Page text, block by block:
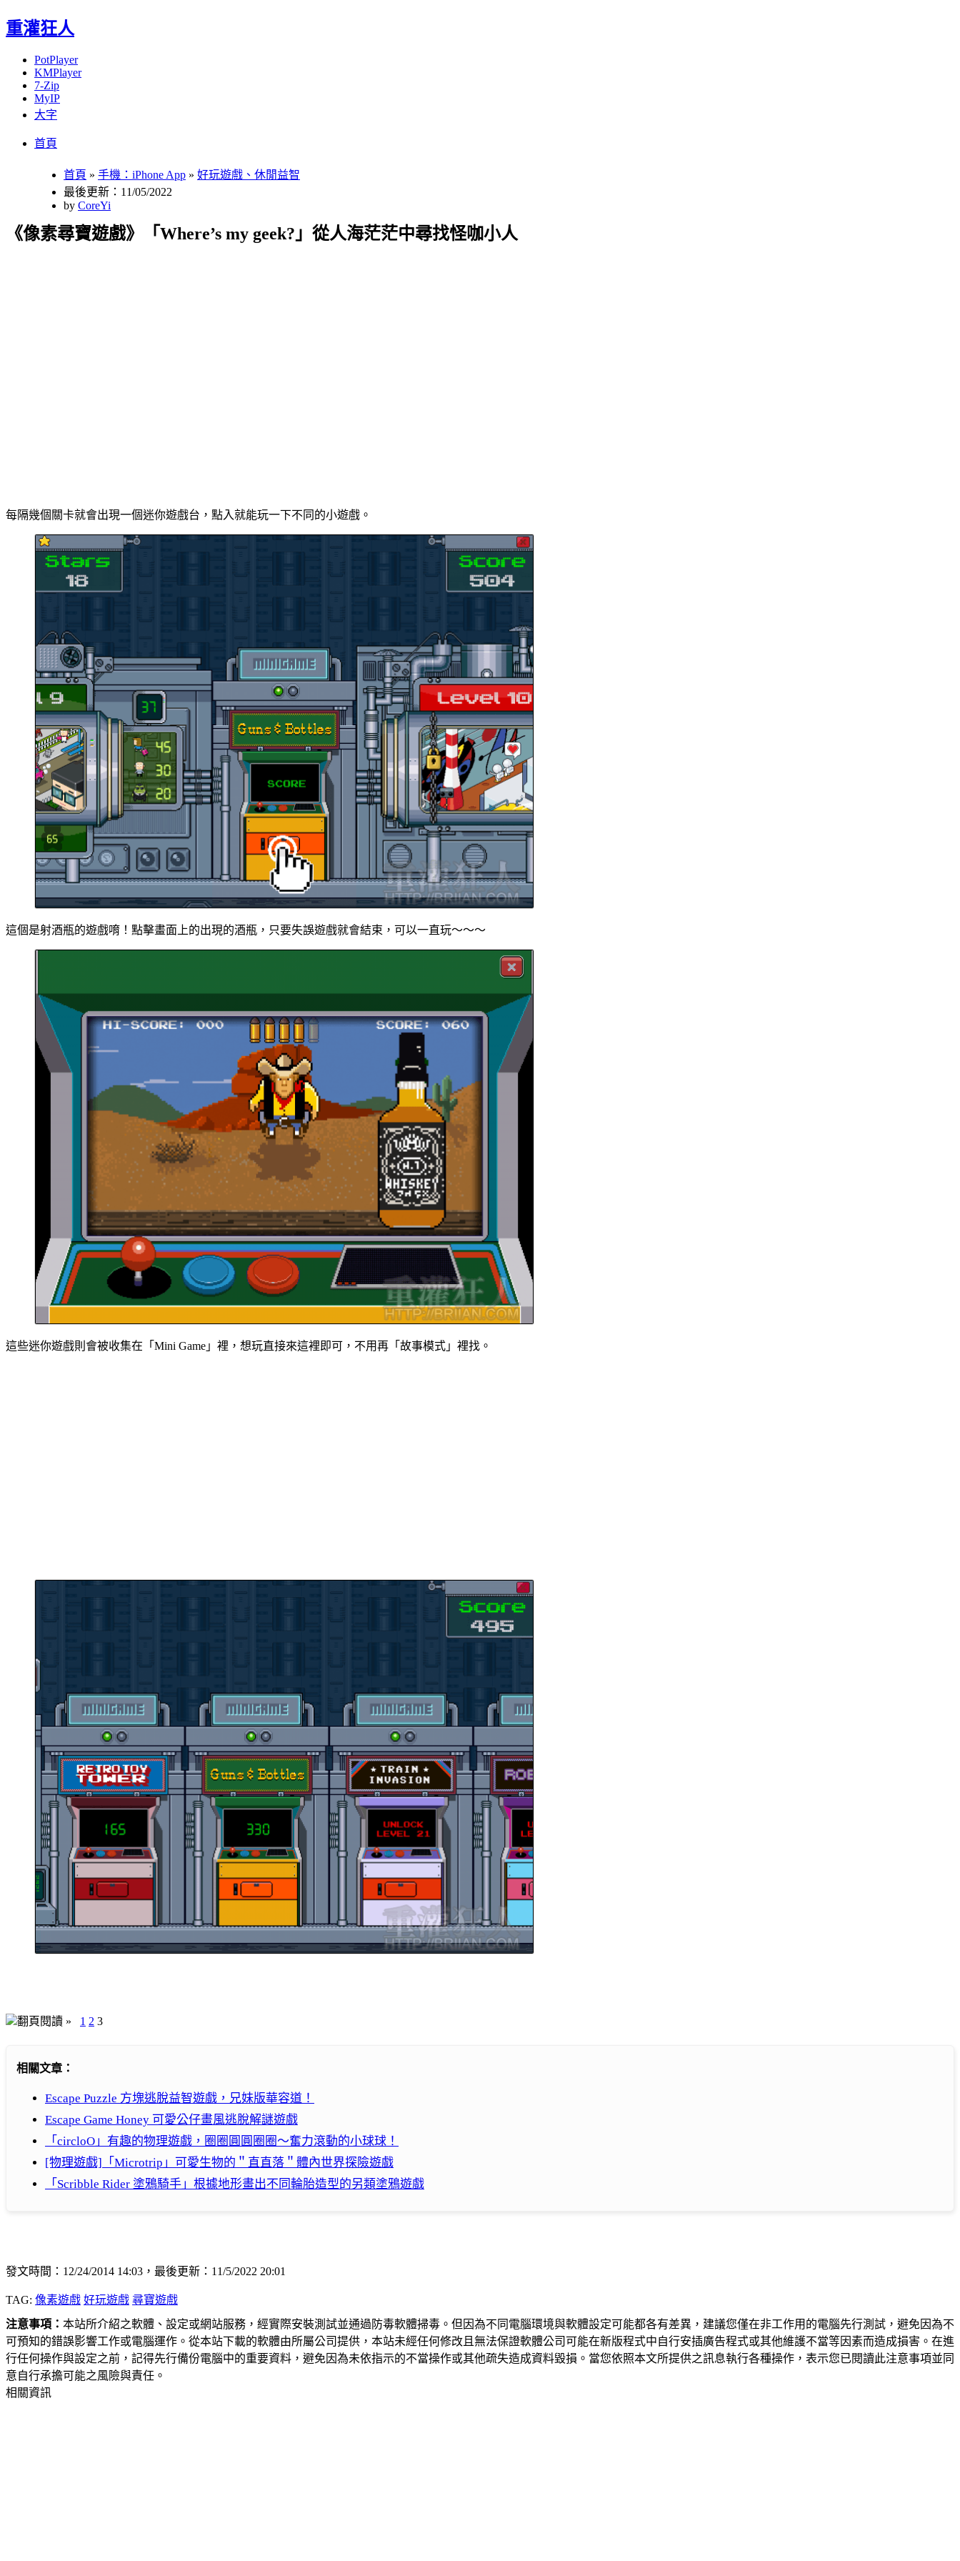
重灌狂人
PotPlayer
KMPlayer
7-Zip
MyIP
大字
首頁
首頁 » 手機：iPhone App » 好玩遊戲、休閒益智
最後更新：11/05/2022
by CoreYi
《像素尋寶遊戲》「Where’s my geek?」從人海茫茫中尋找怪咖小人
每隔幾個關卡就會出現一個迷你遊戲台，點入就能玩一下不同的小遊戲。
這個是射酒瓶的遊戲唷！點擊畫面上的出現的酒瓶，只要失誤遊戲就會結束，可以一直玩～～～
這些迷你遊戲則會被收集在「Mini Game」裡，想玩直接來這裡即可，不用再「故事模式」裡找。
翻頁閱讀 » 1 2 3
相關文章：
Escape Puzzle 方塊逃脫益智遊戲，兄妹版華容道！
Escape Game Honey 可愛公仔畫風逃脫解謎遊戲
「circloO」有趣的物理遊戲，圈圈圓圓圈圈～奮力滾動的小球球！
[物理遊戲]「Microtrip」可愛生物的＂直直落＂體內世界探險遊戲
「Scribble Rider 塗鴉騎手」根據地形畫出不同輪胎造型的另類塗鴉遊戲
發文時間：12/24/2014 14:03，最後更新：11/5/2022 20:01
TAG: 像素遊戲 好玩遊戲 尋寶遊戲
注意事項： 本站所介紹之軟體、設定或網站服務，經實際安裝測試並通過防毒軟體掃毒。但因為不同電腦環境與軟體設定可能都各有差異，建議您僅在非工作用的電腦先行測試，避免因為不
可預知的錯誤影響工作或電腦運作。從本站下載的軟體由所屬公司提供，本站未經任何修改且無法保證軟體公司可能在新版程式中自行安插廣告程式或其他維護不當等因素而造成損害。在進
行任何操作與設定之前，記得先行備份電腦中的重要資料，避免因為未依指示的不當操作或其他疏失造成資料毀損。當您依照本文所提供之訊息執行各種操作，表示您已閱讀此注意事項並同
意自行承擔可能之風險與責任。
相關資訊